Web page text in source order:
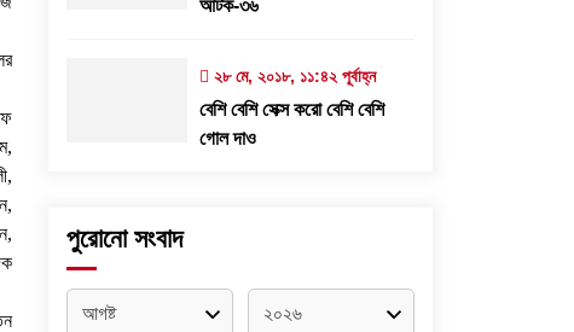
আটক-৩৬
২৮ মে, ২০১৮, ১১:৪২ পূর্বাহ্ন
বেশি বেশি সেক্স করো বেশি বেশি
গোল দাও
পুরোনো সংবাদ